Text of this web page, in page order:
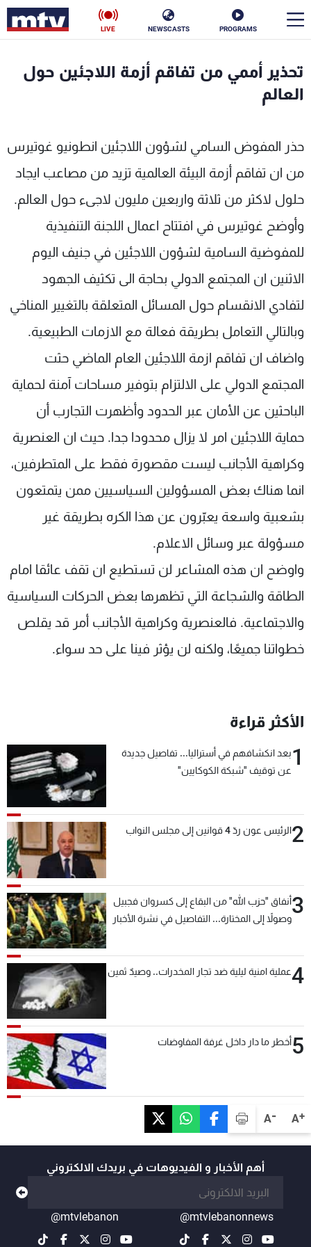
PROGRAMS
NEWSCASTS
LIVE
A+
A-
تحذير أممي من تفاقم أزمة اللاجئين حول
العالم
حذر المفوض السامي لشؤون اللاجئين انطونيو غوتيرس
من ان تفاقم أزمة البيئة العالمية تزيد من مصاعب ايجاد
حلول لاكثر من ثلاثة واربعين مليون لاجىء حول العالم.
وأوضح غوتيرس في افتتاح اعمال اللجنة التنفيذية
للمفوضية السامية لشؤون اللاجئين في جنيف اليوم
الاثنين ان المجتمع الدولي بحاجة الى تكثيف الجهود
لتفادي الانقسام حول المسائل المتعلقة بالتغيير المناخي
وبالتالي التعامل بطريقة فعالة مع الازمات الطبيعية.
واضاف ان تفاقم ازمة اللاجئين العام الماضي حثت
المجتمع الدولي على الالتزام بتوفير مساحات آمنة لحماية
الباحثين عن الأمان عبر الحدود وأظهرت التجارب أن
حماية اللاجئين امر لا يزال محدودا جدا. حيث ان العنصرية
وكراهية الأجانب ليست مقصورة فقط على المتطرفين،
انما هناك بعض المسؤولين السياسيين ممن يتمتعون
بشعبية واسعة يعبّرون عن هذا الكره بطريقة غير
مسؤولة عبر وسائل الاعلام.
واوضح ان هذه المشاعر لن تستطيع ان تقف عائقا امام
الطاقة والشجاعة التي تظهرها بعض الحركات السياسية
والاجتماعية. فالعنصرية وكراهية الأجانب أمر قد يقلص
خطواتنا جميعًا، ولكنه لن يؤثر فينا على حد سواء.
الأكثر قراءة
1بعد انكشافهم في أستراليا... تفاصيل جديدة
عن توقيف "شبكة الكوكايين"
2الرئيس عون ردّ 4 قوانين إلى مجلس النواب
3أنفاق "حزب الله" من البقاع إلى كسروان فجبيل
وصولاً إلى المختارة... التفاصيل في نشرة الأخبار
4عملية امنية ليلية ضد تجار المخدرات.. وصيدٌ ثمين
5أخطر ما دار داخل غرفة المفاوضات
أهم الأخبار و الفيديوهات في بريدك الالكتروني
@mtvlebanonnews
@mtvlebanon
الأخبار
منوعات رياضة
كأس العالم
البرامج
جدول البرامج
شاهد البرامج
الترددات
عن MTV
الإنـتـاج
لاعلاناتكم
وظائف
تواصل معنا
شروط الإسـتخدام
سياسة الخصوصية